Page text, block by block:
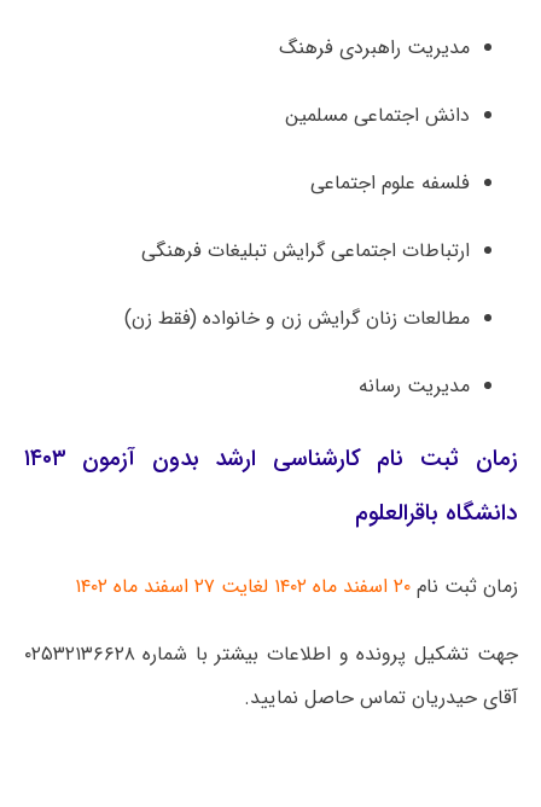
مدیریت راهبردی فرهنگ
دانش اجتماعی مسلمین
فلسفه علوم اجتماعی
ارتباطات اجتماعی گرایش تبلیغات فرهنگی
مطالعات زنان گرایش زن و خانواده (فقط زن)
مدیریت رسانه
زمان ثبت نام کارشناسی ارشد بدون آزمون ۱۴۰۳
دانشگاه باقرالعلوم
زمان ثبت نام۲۰ اسفند ماه ۱۴۰۲ لغایت ۲۷ اسفند ماه ۱۴۰۲
جهت تشکیل پرونده و اطلاعات بیشتر با شماره ۰۲۵۳۲۱۳۶۶۲۸
آقای حیدریان تماس حاصل نمایید.